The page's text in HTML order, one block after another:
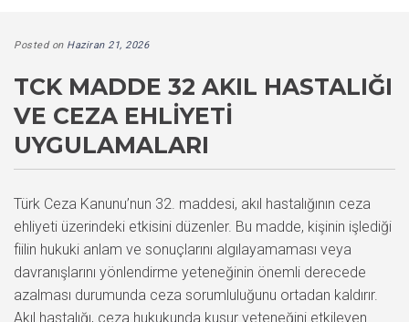
Posted on Haziran 21, 2026
TCK MADDE 32 AKIL HASTALIĞI
VE CEZA EHLIYETI
UYGULAMALARI
Türk Ceza Kanunu’nun 32. maddesi, akıl hastalığının ceza
ehliyeti üzerindeki etkisini düzenler. Bu madde, kişinin işlediği
fiilin hukuki anlam ve sonuçlarını algılayamaması veya
davranışlarını yönlendirme yeteneğinin önemli derecede
azalması durumunda ceza sorumluluğunu ortadan kaldırır.
Akıl hastalığı, ceza hukukunda kusur yeteneğini etkileyen